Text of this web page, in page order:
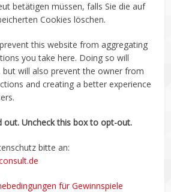
betätigen müssen, falls Sie die auf
Cookies löschen.
this website from aggregating
you take here. Doing so will
will also prevent the owner from
and creating a better experience
out. Uncheck this box to opt-out.
bitte an:
für Gewinnspiele